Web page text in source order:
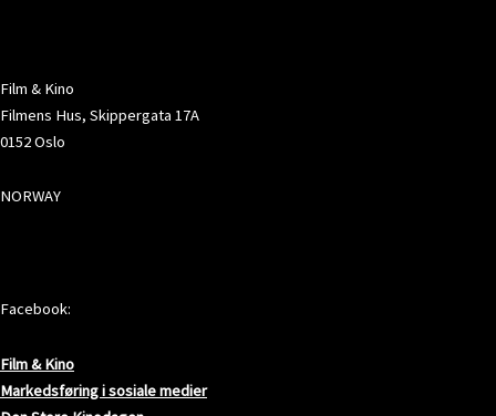
Film & Kino
Filmens Hus, Skippergata 17A
0152 Oslo
NORWAY
Facebook:
Film & Kino
Markedsføring i sosiale medier